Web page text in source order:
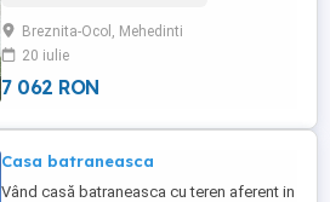
se poate face și livrare contra cost! Prețul
este 1350
Breznita-Ocol, Mehedinti
20 iulie
7 062 RON
Casa batraneasca
Vând casă batraneasca cu teren aferent in